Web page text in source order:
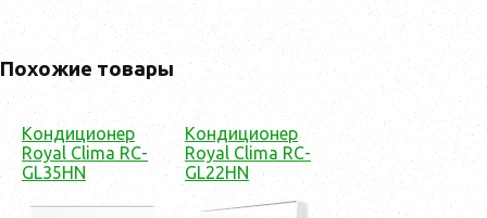
Похожие товары
Кондиционер
Royal Clima RC-
GL35HN
Кондиционер
Royal Clima RC-
GL22HN